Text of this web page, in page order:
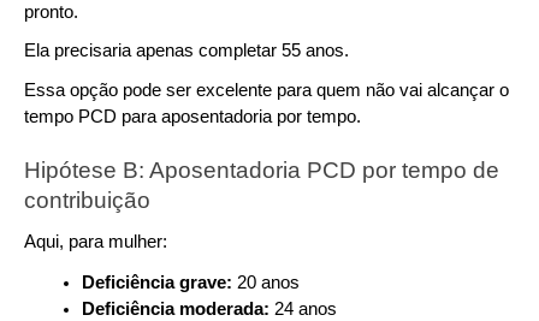
pronto.
Ela precisaria apenas completar 55 anos.
Essa opção pode ser excelente para quem não vai alcançar o
tempo PCD para aposentadoria por tempo.
Hipótese B: Aposentadoria PCD por tempo de
contribuição
Aqui, para mulher:
Deficiência grave: 20 anos
Deficiência moderada: 24 anos